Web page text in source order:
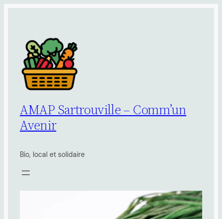
contenu
AMAP Sartrouville – Comm’un
Avenir
Bio, local et solidaire